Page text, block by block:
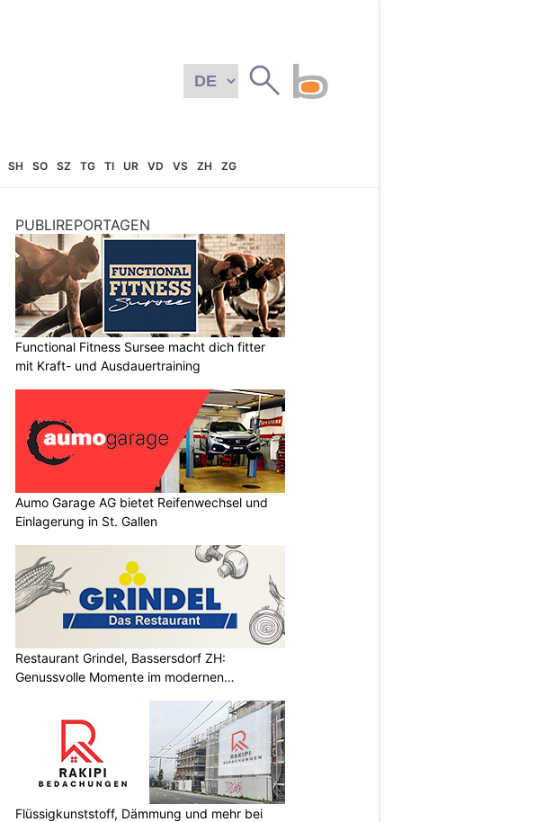
SH SO SZ TG TI UR VD VS ZH ZG
PUBLIREPORTAGEN
Functional Fitness Sursee macht dich fitter
mit Kraft- und Ausdauertraining
Aumo Garage AG bietet Reifenwechsel und
Einlagerung in St. Gallen
Restaurant Grindel, Bassersdorf ZH:
Genussvolle Momente im modernen
Flüssigkunststoff, Dämmung und mehr bei